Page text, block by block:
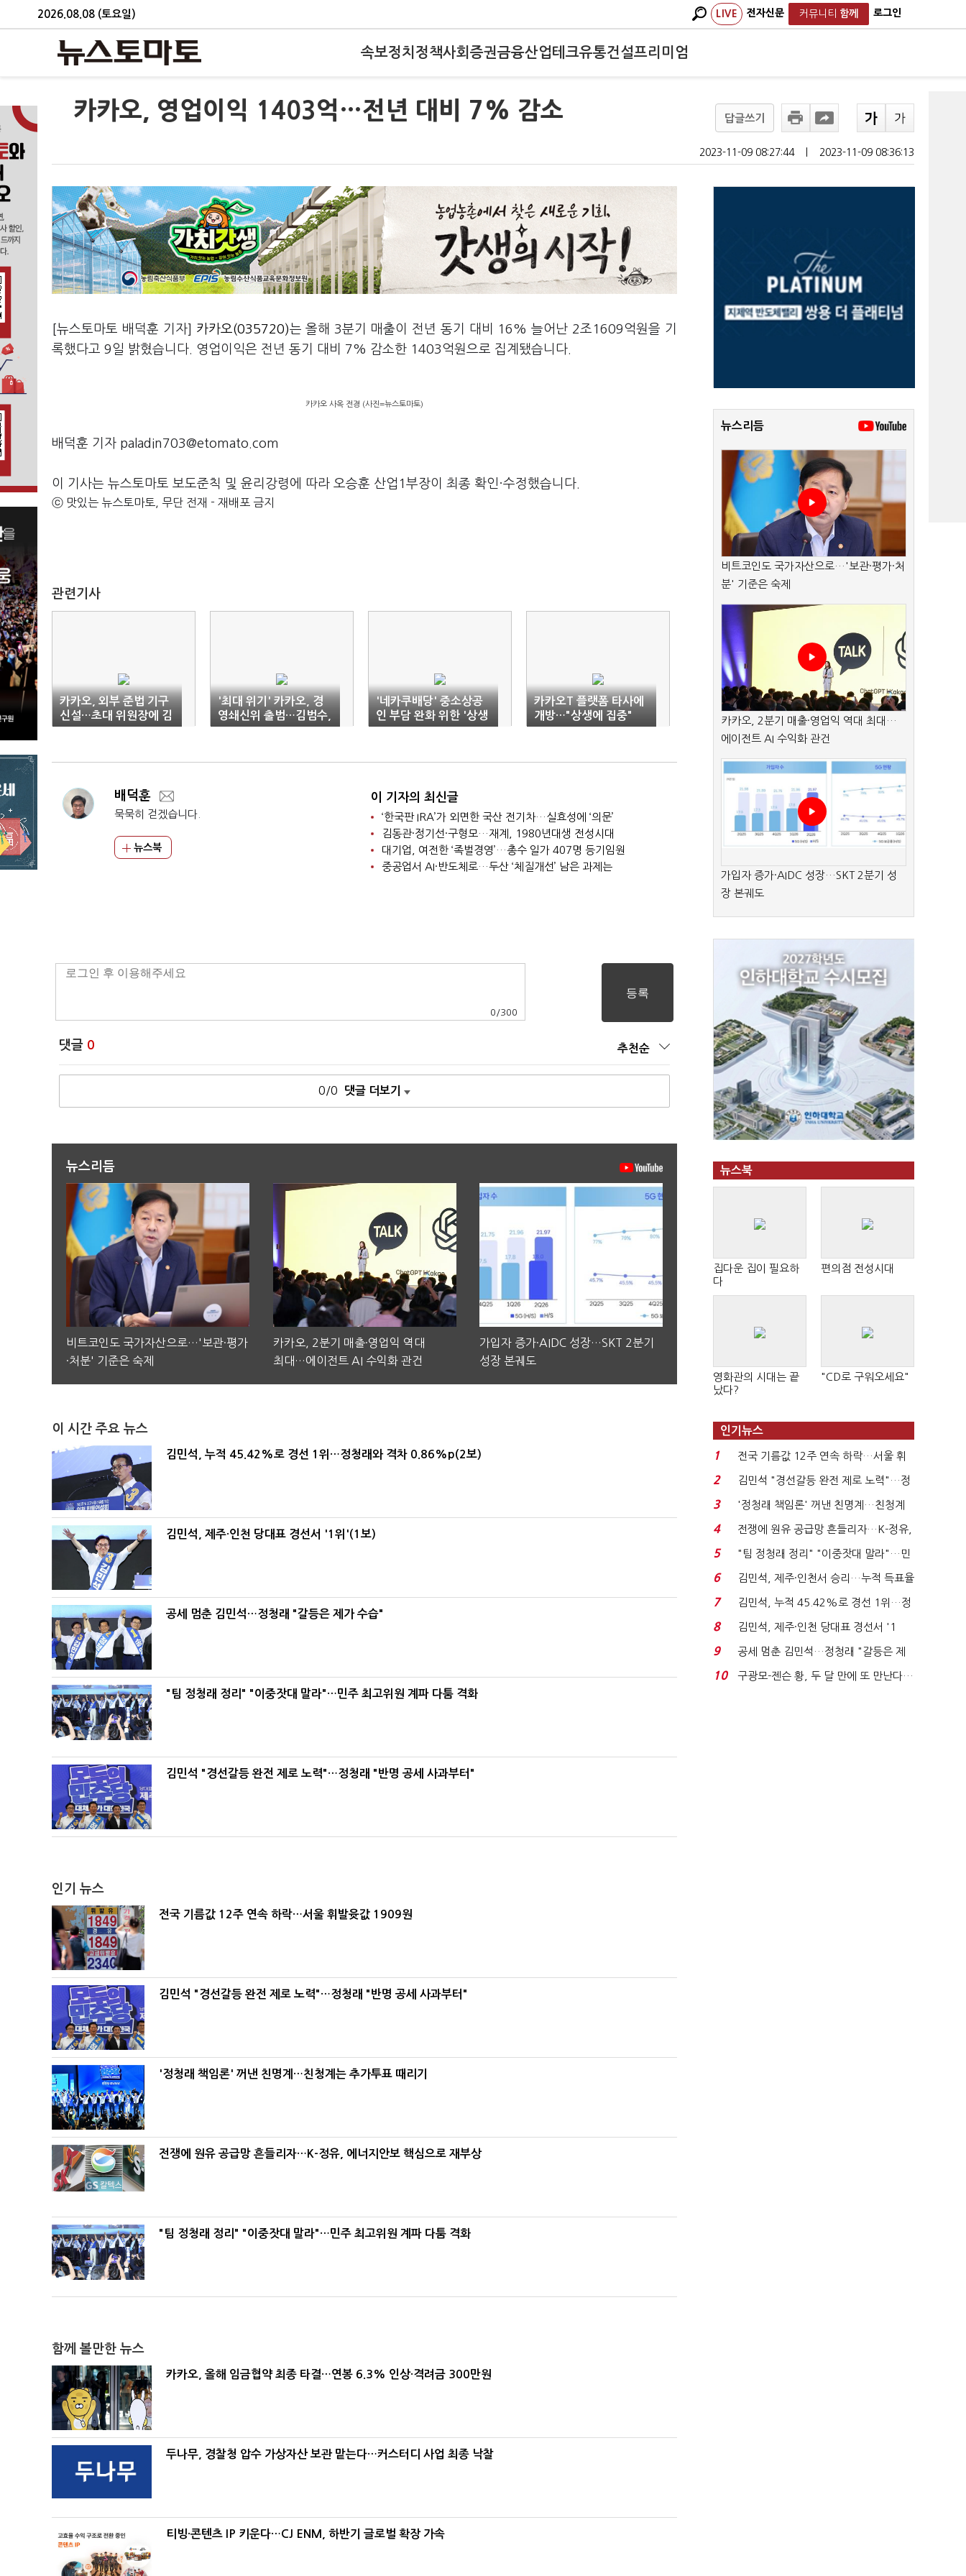
2026.08.08 (토요일) LIVE 전자신문 커뮤니티 함께 로그인
속보정치 정책사회 증권금융산업테크유통건설프리미엄
카카오, 영업이익 1403억…전년 대비 7% 감소 답글쓰기
2023-11-09 08:27:44 2023-11-09 08:36:13
[뉴스토마토 배덕훈 기자] 카카오(035720)는 올해 3분기 매출이 전년 동기 대비 16%늘어난 2조 1609억원을 기
록했다고 9일 밝혔습니다
영업이익은 전년 동기 대비 7% 감소한 1403억원으로 집계됐습니다
카카오 사옥 전경 (사진=뉴스토마토)
배덕훈 기자 paladin703@etomato.com
이 기사는 뉴스토마토 보도준칙 및 윤리강령에 따라 오승훈 산업1부장이 최종 확인·수정했습니다.
ⓒ 맛있는 뉴스토마토, 무단 전재 - 재배포 금지
관련기사
카카오, 외부 준법 기구
신설…초대 위원장에 김
소영 전 대법관
'최대 위기' 카카오, 경
영쇄신위 출범…김범수,
공동체 쇄신 지휘
'네카쿠배당' 중소상공
인 부담 완화 위한 '상생
약속'
카카오T 플랫폼 타사에
개방…"상생에 집중"
배덕훈
묵묵히 걷겠습니다.
뉴스북
이 기자의 최신글
‘한국판 IRA’가 외면한 국산 전기차…실효성에 ‘의문’
김동관·정기선·구형모…재계, 1980년대생 전성시대
대기업, 여전한 ‘족벌경영’…총수 일가 407명 등기임원
중공업서 AI·반도체로…두산 ‘체질개선’ 남은 과제는
0 /300
댓글 0 추천순
0/0 댓글 더보기
뉴스리듬
비트코인도 국가자산으로…'보관·평가
·처분' 기준은 숙제
카카오, 2분기 매출·영업익 역대
최대…에이전트 AI 수익화 관건
가입자 증가·AIDC 성장…SKT 2분기
성장 본궤도
이 시간 주요 뉴스
김민석, 누적 45.42%로 경선 1위…정청래와 격차 0.86%p(2보)
김민석, 제주·인천 당대표 경선서 '1위'(1보)
공세 멈춘 김민석…정청래 "갈등은 제가 수습"
"팀 정청래 정리" "이중잣대 말라"…민주 최고위원 계파 다툼 격화
김민석 "경선갈등 완전 제로 노력"…정청래 "반명 공세 사과부터"
인기 뉴스
전국 기름값 12주 연속 하락…서울 휘발윳값 1909원
김민석 "경선갈등 완전 제로 노력"…정청래 "반명 공세 사과부터"
'정청래 책임론' 꺼낸 친명계…친청계는 추가투표 때리기
전쟁에 원유 공급망 흔들리자…K-정유, 에너지안보 핵심으로 재부상
"팀 정청래 정리" "이중잣대 말라"…민주 최고위원 계파 다툼 격화
함께 볼만한 뉴스
카카오, 올해 임금협약 최종 타결…연봉 6.3% 인상·격려금 300만원
두나무, 경찰청 압수 가상자산 보관 맡는다…커스터디 사업 최종 낙찰
티빙·콘텐츠 IP 키운다…CJ ENM, 하반기 글로벌 확장 가속
뉴스리듬
비트코인도 국가자산으로…'보관·평가·처
분' 기준은 숙제
카카오, 2분기 매출·영업익 역대 최대…
에이전트 AI 수익화 관건
가입자 증가·AIDC 성장…SKT 2분기 성
장 본궤도
뉴스북
집다운 집이 필요하
다
편의점 전성시대
영화관의 시대는 끝
났다?
"CD로 구워오세요"
인기뉴스
1
전국 기름값 12주 연속 하락…서울 휘
발윳값 1909원...
2
김민석 "경선갈등 완전 제로 노력"…정
청래 "반명 공세 사...
3
'정청래 책임론' 꺼낸 친명계…친청계
는 추가투표 때리기...
4
전쟁에 원유 공급망 흔들리자…K-정유,
에너지안보 핵심...
5
"팀 정청래 정리" "이중잣대 말라"…민
주 최고위원 계파 다...
6
김민석, 제주·인천서 승리…누적 득표율
'1위 탈환'(종합)...
7
김민석, 누적 45.42%로 경선 1위…정
청래와 격차 0.86%p(...
8
김민석, 제주·인천 당대표 경선서 '1
위'(1보)...
9
공세 멈춘 김민석…정청래 "갈등은 제
가 수습"
10
구광모-젠슨 황, 두 달 만에 또 만난다…